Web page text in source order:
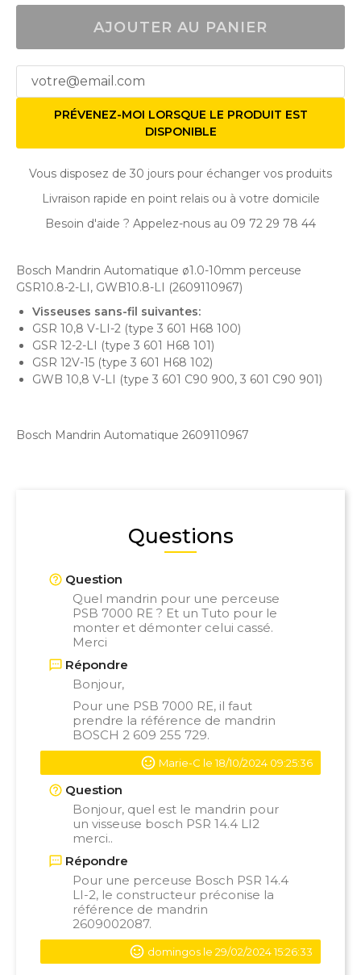
AJOUTER AU PANIER
PRÉVENEZ-MOI LORSQUE LE PRODUIT EST
DISPONIBLE
Vous disposez de 30 jours pour échanger vos produits
Livraison rapide en point relais ou à votre domicile
Besoin d'aide ? Appelez-nous au 09 72 29 78 44
Bosch Mandrin Automatique ø1.0-10mm perceuse
GSR10.8-2-LI, GWB10.8-LI (2609110967)
Visseuses sans-fil suivantes:
GSR 10,8 V-LI-2 (type 3 601 H68 100)
GSR 12-2-LI (type 3 601 H68 101)
GSR 12V-15 (type 3 601 H68 102)
GWB 10,8 V-LI (type 3 601 C90 900, 3 601 C90 901)
Bosch Mandrin Automatique 2609110967
Questions
Question
Quel mandrin pour une perceuse
PSB 7000 RE ? Et un Tuto pour le
monter et démonter celui cassé.
Merci
Répondre
Bonjour,
Pour une PSB 7000 RE, il faut
prendre la référence de mandrin
BOSCH 2 609 255 729.
Marie-C le 18/10/2024 09:25:36
Question
Bonjour, quel est le mandrin pour
un visseuse bosch PSR 14.4 LI2
merci..
Répondre
Pour une perceuse Bosch PSR 14.4
LI-2, le constructeur préconise la
référence de mandrin
2609002087.
domingos le 29/02/2024 15:26:33